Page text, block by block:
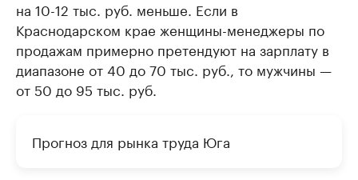
на 10-12 тыс. руб. меньше. Если в
Краснодарском крае женщины-менеджеры по
продажам примерно претендуют на зарплату в
диапазоне от 40 до 70 тыс. руб., то мужчины —
от 50 до 95 тыс. руб.
Прогноз для рынка труда Юга